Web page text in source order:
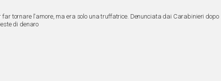
tornare l'amore, ma era solo una truffatrice. Denunciata dai Carabinieri dopo
di denaro